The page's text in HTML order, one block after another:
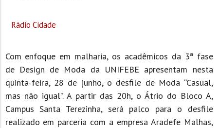
Rádio Cidade
Com enfoque em malharia, os acadêmicos da 3ª fase
de Design de Moda da UNIFEBE apresentam nesta
quinta-feira, 28 de junho, o desfile de Moda “Casual,
mas não igual”. A partir das 20h, o Átrio do Bloco A,
Campus Santa Terezinha, será palco para o desfile
realizado em parceria com a empresa Aradefe Malhas,